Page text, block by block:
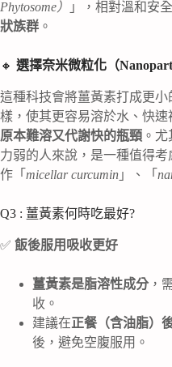
Phytosome）
」，相對溫和安全
狀族群 。
🔸 選擇奈米微粒化（
這種科技會將薑黃素打成更
樣，使其更容易溶於水、快速
原本難溶又代謝快的瓶頸 。
力弱的人來說，是一種值得
作「 micellar curcumin 」、「
Q3 : 薑黃素何時吃最好?
✅ 飯後服用吸收更好
薑黃素是脂溶性成分，
收。
建議在正餐（含油脂）
後，避免空腹服用。